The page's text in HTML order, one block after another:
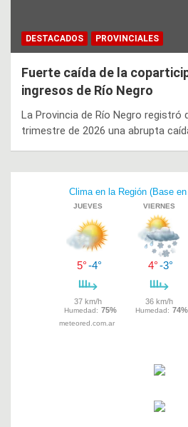
DESTACADOS PROVINCIALES
Fuerte caída de la
ingresos de Río Negro
La Provincia de Río Negro registró
trimestre de 2026 una abrupta